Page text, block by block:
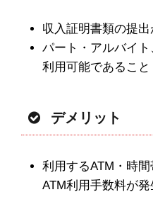
収入証明書類の提出
パート・アルバイ
利用可能であること
デメリット
利用するATM・時
ATM利用手数料が